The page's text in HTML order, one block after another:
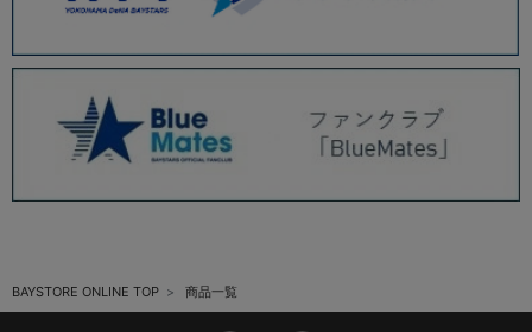
BAYSTORE ONLINE TOP 商品一覧